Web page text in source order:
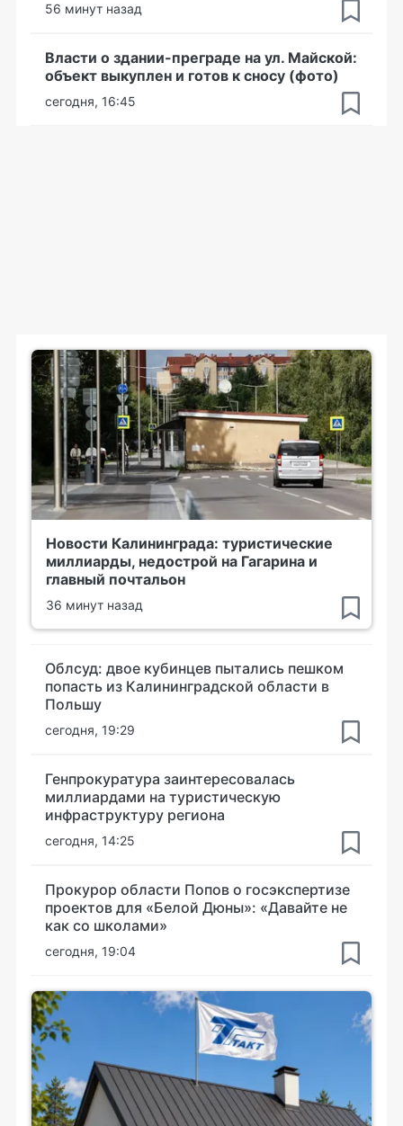
56 минут назад
Власти о здании-преграде на ул. Майской:
объект выкуплен и готов к сносу (фото)
сегодня, 16:45
Новости Калининграда: туристические
миллиарды, недострой на Гагарина и
главный почтальон
36 минут назад
Облсуд: двое кубинцев пытались пешком
попасть из Калининградской области в
Польшу
сегодня, 19:29
Генпрокуратура заинтересовалась
миллиардами на туристическую
инфраструктуру региона
сегодня, 14:25
Прокурор области Попов о госэкспертизе
проектов для «Белой Дюны»: «Давайте не
как со школами»
сегодня, 19:04